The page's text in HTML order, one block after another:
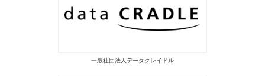
一般社団法人データクレイドル